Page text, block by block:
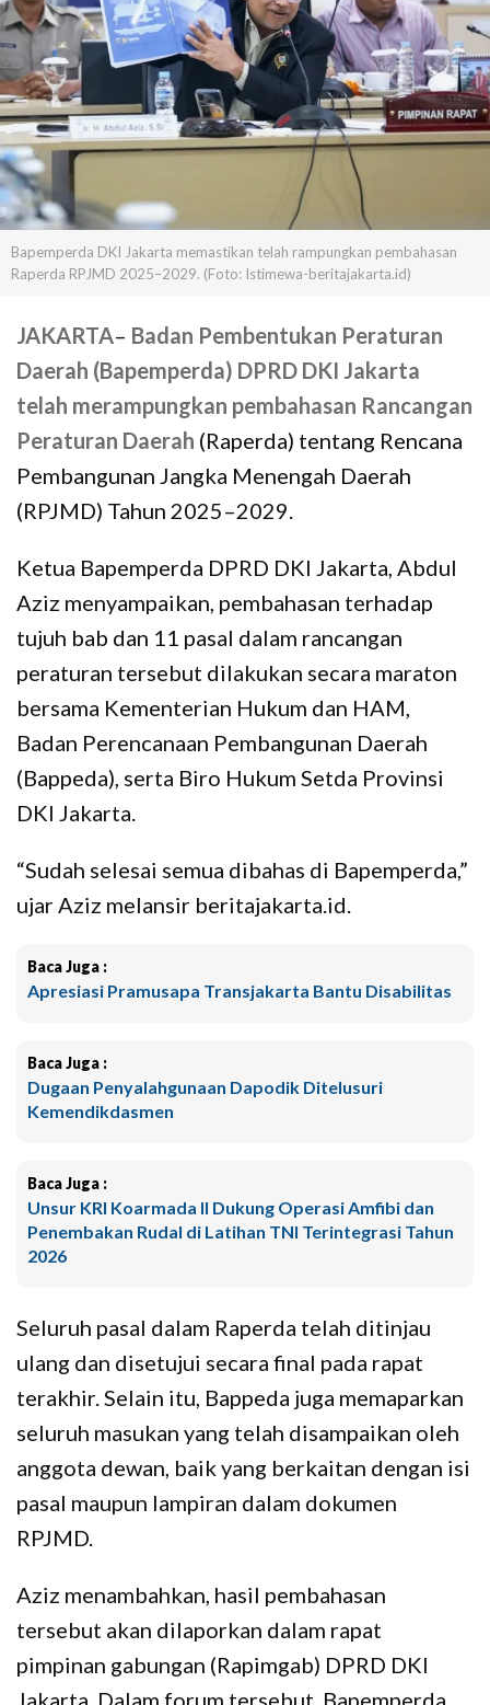
Bapemperda DKI Jakarta memastikan telah rampungkan pembahasan
Raperda RPJMD 2025–2029. (Foto: Istimewa-beritajakarta.id)
JAKARTA– Badan Pembentukan Peraturan
Daerah (Bapemperda) DPRD DKI Jakarta
telah merampungkan pembahasan Rancangan
Peraturan Daerah (Raperda) tentang Rencana
Pembangunan Jangka Menengah Daerah
(RPJMD) Tahun 2025–2029.
Ketua Bapemperda DPRD DKI Jakarta, Abdul
Aziz menyampaikan, pembahasan terhadap
tujuh bab dan 11 pasal dalam rancangan
peraturan tersebut dilakukan secara maraton
bersama Kementerian Hukum dan HAM,
Badan Perencanaan Pembangunan Daerah
(Bappeda), serta Biro Hukum Setda Provinsi
DKI Jakarta.
“Sudah selesai semua dibahas di Bapemperda,”
ujar Aziz melansir beritajakarta.id.
Baca Juga :
Apresiasi Pramusapa Transjakarta Bantu Disabilitas
Baca Juga :
Dugaan Penyalahgunaan Dapodik Ditelusuri
Kemendikdasmen
Baca Juga :
Unsur KRI Koarmada II Dukung Operasi Amfibi dan
Penembakan Rudal di Latihan TNI Terintegrasi Tahun
2026
Seluruh pasal dalam Raperda telah ditinjau
ulang dan disetujui secara final pada rapat
terakhir. Selain itu, Bappeda juga memaparkan
seluruh masukan yang telah disampaikan oleh
anggota dewan, baik yang berkaitan dengan isi
pasal maupun lampiran dalam dokumen
RPJMD.
Aziz menambahkan, hasil pembahasan
tersebut akan dilaporkan dalam rapat
pimpinan gabungan (Rapimgab) DPRD DKI
Jakarta. Dalam forum tersebut, Bapemperda